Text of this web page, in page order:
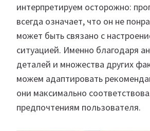
интерпретируем осторожно:
всегда означает, что он не
может быть связано с
ситуацией. Именно благодаря
деталей и множества других
можем адаптировать
они максимально
предпочтениям пользователя.